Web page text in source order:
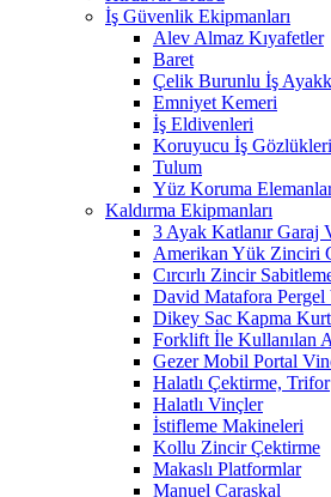
İş Güvenlik Ekipmanları
Alev Almaz Kıyafetler
Baret
Çelik Burunlu İş
Emniyet Kemeri
İş Eldivenleri
Koruyucu İş Gözlükleri
Tulum
Yüz Koruma
Kaldırma Ekipmanları
3 Ayak Katlanır Garaj
Amerikan Yük Zinciri
Cırcırlı Zincir
David Matafora Pergel
Dikey Sac Kapma
Forklift İle Kullanılan
Gezer Mobil Portal
Halatlı Çektirme, Trifor
Halatlı Vinçler
İstifleme Makineleri
Kollu Zincir Çektirme
Makaslı Platformlar
Manuel Caraskal